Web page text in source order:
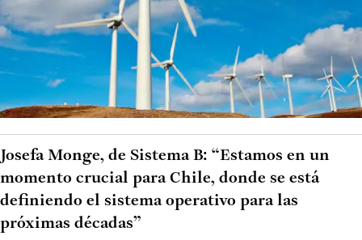
Josefa Monge, de Sistema B: “Estamos en un
momento crucial para Chile, donde se está
definiendo el sistema operativo para las
próximas décadas”